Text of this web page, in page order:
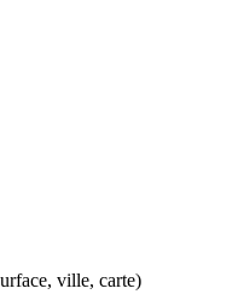
ville, carte)